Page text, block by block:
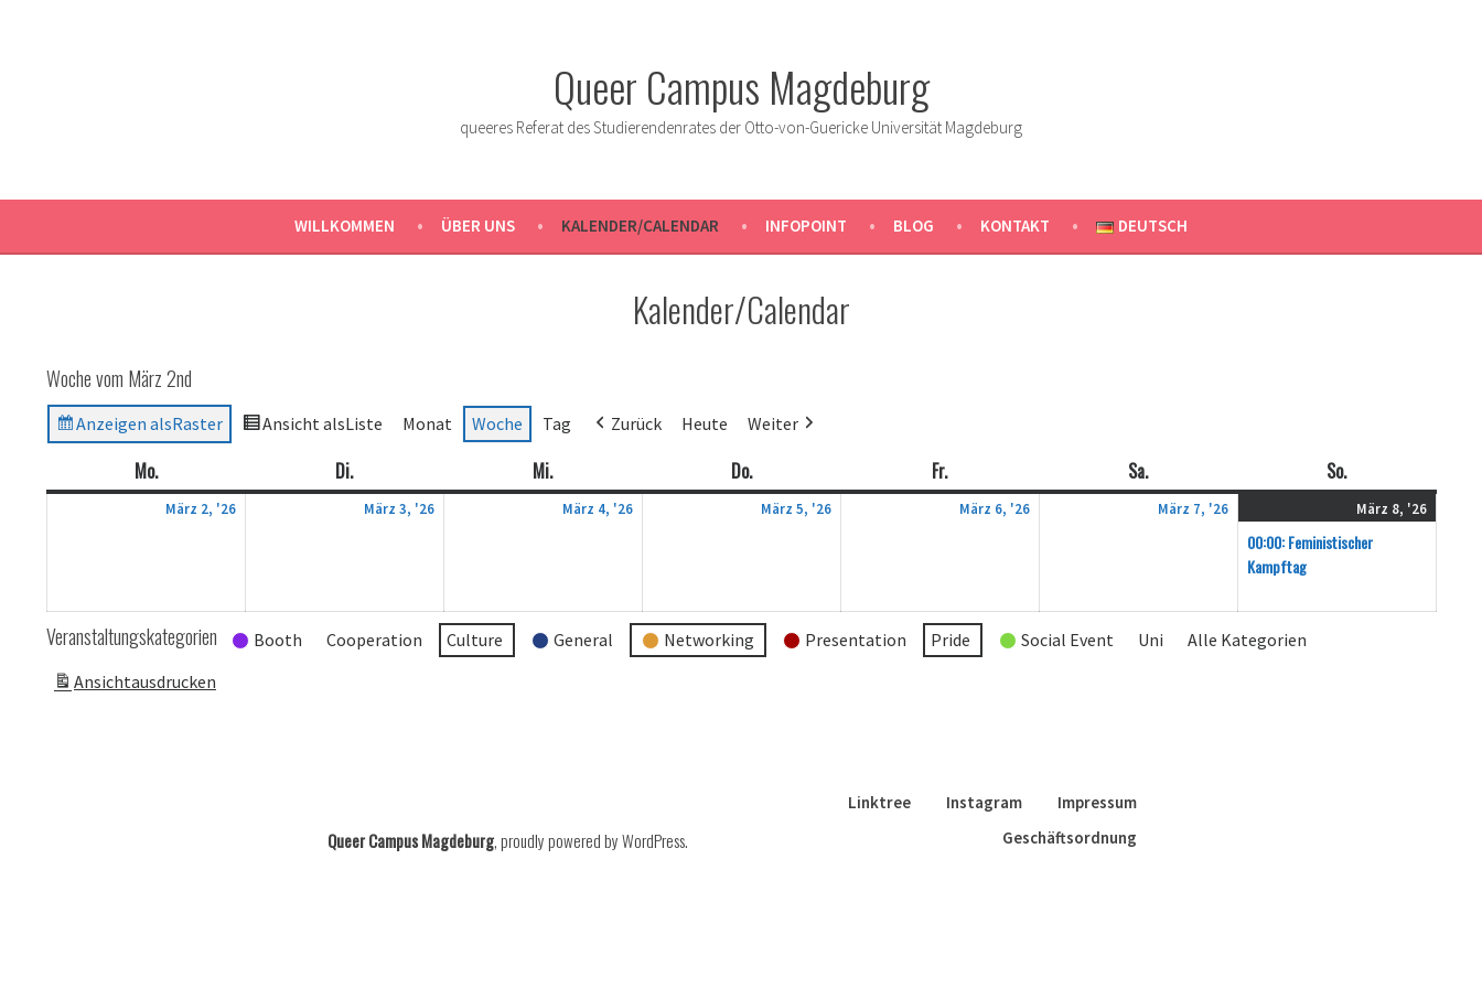
Queer Campus Magdeburg
queeres Referat des Studierendenrates der Otto-von-Guericke Universität Magdeburg
WILLKOMMEN ÜBER UNS KALENDER/CALENDAR INFOPOINT BLOG KONTAKT DEUTSCH
Kalender/Calendar
Woche vom März 2nd
Anzeigen alsRaster Ansicht alsListe Monat Woche Tag Zurück Heute Weiter
Mo.Montag Di.Dienstag Mi.Mittwoch Do.Donnerstag Fr.Freitag Sa.Samstag So.Sonntag
März 2, '26 März 3, '26 März 4, '26 März 5, '26 März 6, '26 März 7, '26
März
2026
März 8, '26
00:00: Feministischer
Kampftag
Veranstaltungskategorien Booth Cooperation Culture General Networking Presentation Pride Social Event Uni
Alle Kategorien
Ansichtausdrucken
Linktree Instagram
Impressum
Geschäftsordnung
Queer Campus Magdeburg,proudly powered by WordPress.